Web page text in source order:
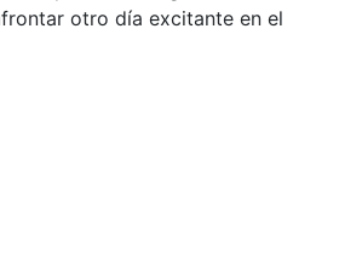
otro día excitante en el